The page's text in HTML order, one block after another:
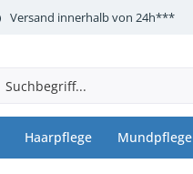
Versand innerhalb von 24h***
Haarpflege Mundpflege